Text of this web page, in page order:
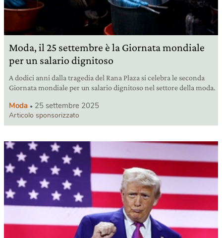
Moda, il 25 settembre è la Giornata mondiale
per un salario dignitoso
A dodici anni dalla tragedia del Rana Plaza si celebra le seconda
Giornata mondiale per un salario dignitoso nel settore della moda.
Moda 25 settembre 2025
Articolo sponsorizzato